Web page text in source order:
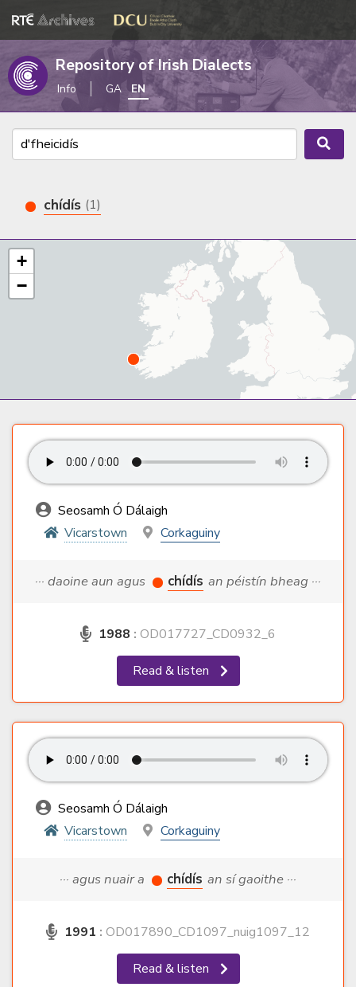
Repository of Irish Dialects
Info GA EN
chídís (1)
+
−
Seosamh Ó Dálaigh
Vicarstown
Corkaguiny
··· daoine aun agus chídís an péistín bheag ···
1988 : OD017727_CD0932_6
Read & listen
Seosamh Ó Dálaigh
Vicarstown
Corkaguiny
··· agus nuair a chídís an sí gaoithe ···
1991 : OD017890_CD1097_nuig1097_12
Read & listen